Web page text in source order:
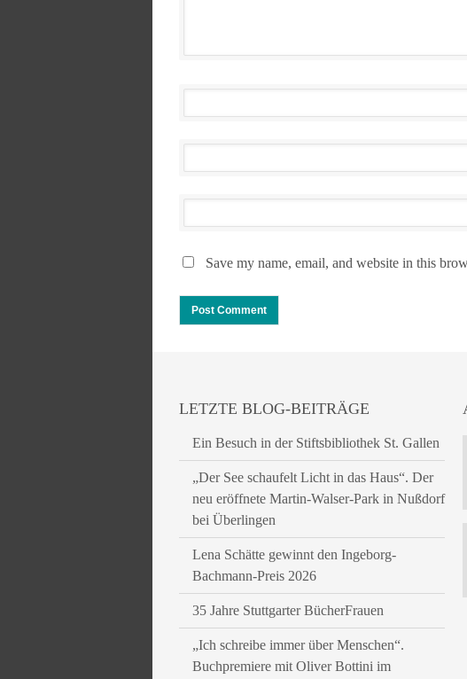
Save my name, email, and website in this
LETZTE BLOG-BEITRÄGE
Ein Besuch in der Stiftsbibliothek St. Gallen
„Der See schaufelt Licht in das Haus“. Der
neu eröffnete Martin-Walser-Park in Nußdorf
bei Überlingen
Lena Schätte gewinnt den Ingeborg-
Bachmann-Preis 2026
35 Jahre Stuttgarter BücherFrauen
„Ich schreibe immer über Menschen“.
Buchpremiere mit Oliver Bottini im